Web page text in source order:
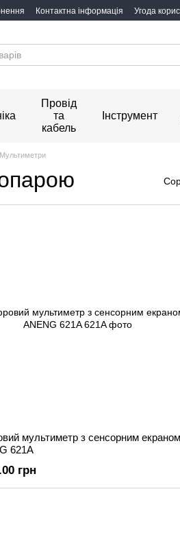
Контактна інформація Угода
Провід
та
кабель
Інструмент
Мультиметри
мультиметр з сенсорним екраном
621A
грн